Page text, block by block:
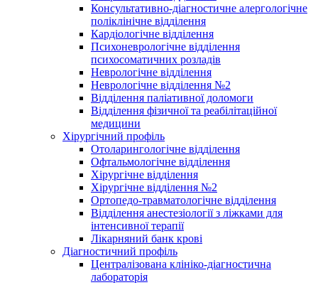
Консультативно-діагностичне алергологічне
поліклінічне відділення
Кардіологічне відділення
Психоневрологічне відділення
психосоматичних розладів
Неврологічне відділення
Неврологічне відділення №2
Відділення паліативної доломоги
Відділення фізичної та реабілітаційної
медицини
Хірургічний профіль
Отоларингологічне відділення
Офтальмологічне відділення
Хірургічне відділення
Хірургічне відділення №2
Ортопедо-травматологічне відділення
Відділення анестезіології з ліжками для
інтенсивної терапії
Лікарняний банк крові
Діагностичний профіль
Централізована клініко-діагностична
лабораторія